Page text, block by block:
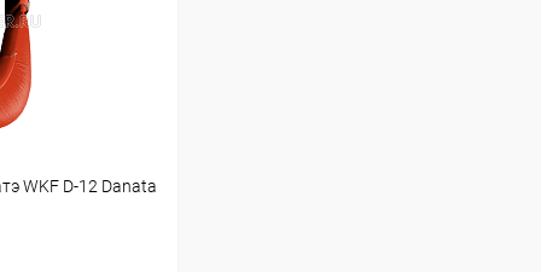
WKF D-12 Danata